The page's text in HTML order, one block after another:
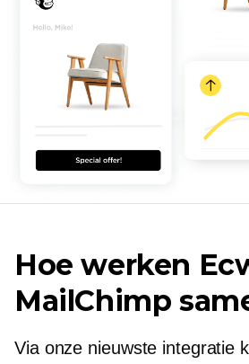
Hoe werken
MailChimp
Via onze nieuwste integratie